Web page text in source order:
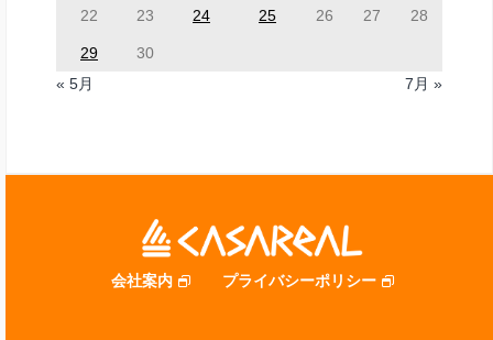
22 23 24 25 26 27 28
29
30
« 5月
7月 »
会社案内 プライバシーポリシー